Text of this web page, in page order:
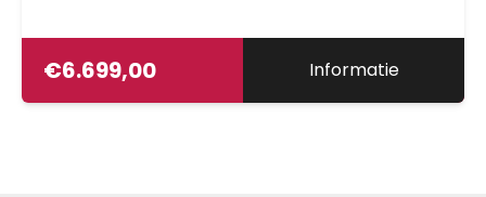
€6.699,00 Informatie